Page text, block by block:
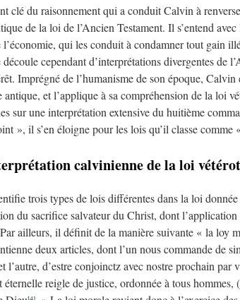
clé du raisonnement qui a conduit Calvin à
de la loi de l’Ancien Testament. Il s’entend
l’économie, qui les conduit à condamner tout gain
cependant d’interprétations divergentes de
Imprégné de l’humanisme de son époque, Calvin
antique, et l’applique à sa compréhension de la loi
sur une interprétation extensive du huitième
», il s’en éloigne pour les lois qu’il classe comme
calvinienne de la loi
trois types de lois différentes dans la loi
du sacrifice salvateur du Christ, dont
ailleurs, il définit de la manière suivante « la loy
deux articles, dont l’un nous commande de
l’autre, d’estre conjoinctz avec nostre prochain par
éternelle reigle de justice, ordonnée à tous